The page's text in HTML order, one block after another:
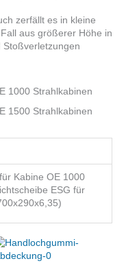
zerfällt es in kleine
aus größerer Höhe in
Stoßverletzungen
1000 Strahlkabinen
1500 Strahlkabinen
Kabine OE 1000
ESG für